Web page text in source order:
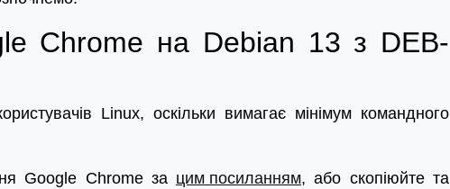
Chrome на Debian 13 з DEB-
Linux, оскільки вимагає мінімум командного
Google Chrome за цим посиланням, або скопіюйте та